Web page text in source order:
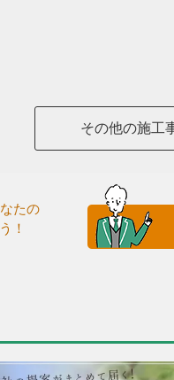
その他の施工
たの
！